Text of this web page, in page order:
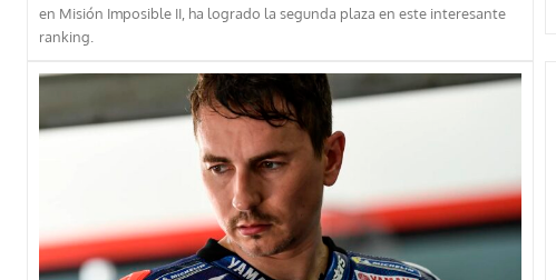
en Misión Imposible II, ha logrado la segunda plaza en este interesante
ranking.